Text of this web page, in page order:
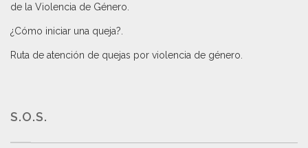
de la Violencia de Género
¿Cómo iniciar una queja?
Ruta de atención de quejas por violencia de género
S.O.S.